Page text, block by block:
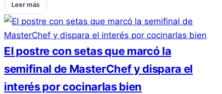
Leer más
El postre con setas que marcó la
semifinal de MasterChef y dispara el
interés por cocinarlas bien